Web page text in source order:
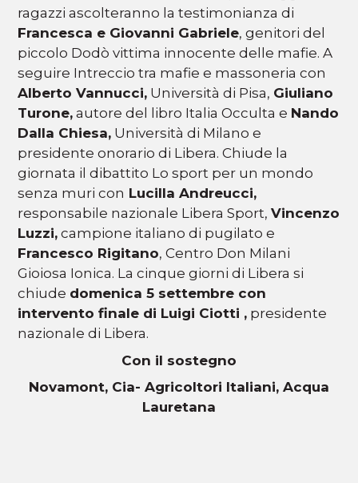
ragazzi ascolteranno la testimonianza di
Francesca e Giovanni Gabriele, genitori del
piccolo Dodò vittima innocente delle mafie. A
seguire Intreccio tra mafie e massoneria con
Alberto Vannucci, Università di Pisa, Giuliano
Turone, autore del libro Italia Occulta e Nando
Dalla Chiesa, Università di Milano e
presidente onorario di Libera. Chiude la
giornata il dibattito Lo sport per un mondo
senza muri con Lucilla Andreucci,
responsabile nazionale Libera Sport,Vincenzo
Luzzi, campione italiano di pugilato e
Francesco Rigitano, Centro Don Milani
Gioiosa Ionica. La cinque giorni di Libera si
chiude domenica 5 settembre con
intervento finale di Luigi Ciotti , presidente
nazionale di Libera.
Con il sostegno
Novamont, Cia- Agricoltori Italiani, Acqua
Lauretana